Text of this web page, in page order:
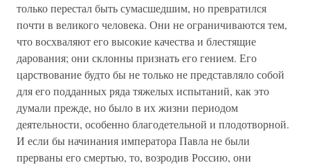
только перестал быть сумасшедшим, но превратился
почти в великого человека. Они не ограничиваются тем,
что восхваляют его высокие качества и блестящие
дарования; они склонны признать его гением. Его
царствование будто бы не только не представляло собой
для его подданных ряда тяжелых испытаний, как это
думали прежде, но было в их жизни периодом
деятельности, особенно благодетельной и плодотворной.
И если бы начинания императора Павла не были
прерваны его смертью, то, возродив Россию, они